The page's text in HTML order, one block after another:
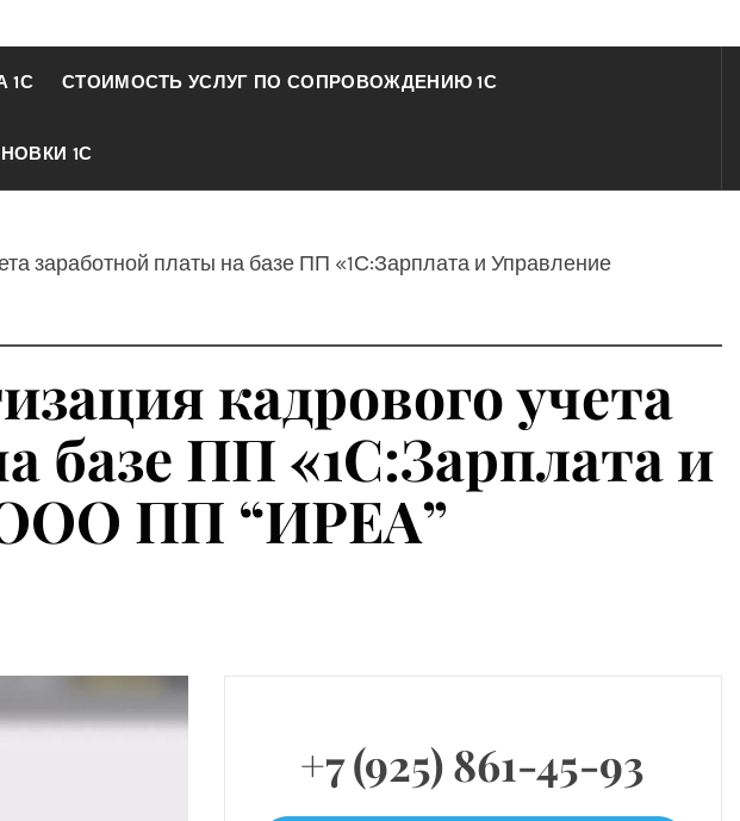
1С СТОИМОСТЬ УСЛУГ ПО СОПРОВОЖДЕНИЮ 1С
1С
заработной платы на базе ПП «1С:Зарплата и Управление
кадрового учета
базе ПП «1С:Зарплата и
ООО ПП “ИРЕА”
+7 (925) 861-45-93